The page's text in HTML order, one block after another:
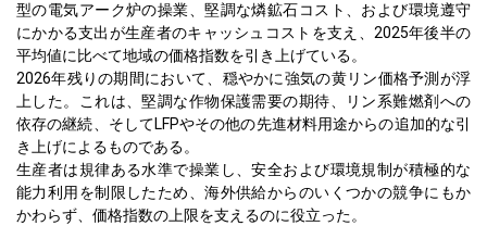
型の電気アーク炉の操業、堅調な燐鉱石コスト、および環境遵守
にかかる支出が生産者のキャッシュコストを支え、2025年後半の
平均値に比べて地域の価格指数を引き上げている。
2026年残りの期間において、穏やかに強気の黄リン価格予測が浮
上した。これは、堅調な作物保護需要の期待、リン系難燃剤への
依存の継続、そしてLFPやその他の先進材料用途からの追加的な引
き上げによるものである。
生産者は規律ある水準で操業し、安全および環境規制が積極的な
能力利用を制限したため、海外供給からのいくつかの競争にもか
かわらず、価格指数の上限を支えるのに役立った。